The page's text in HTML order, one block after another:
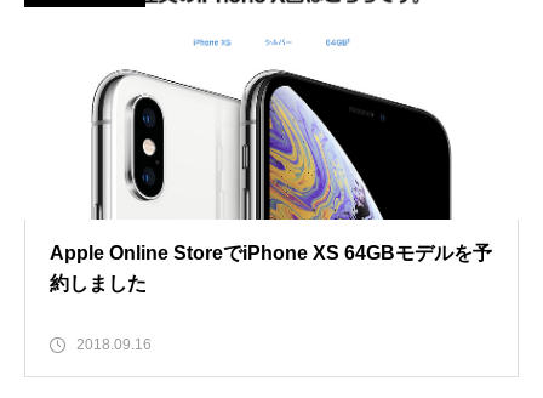
Apple Online StoreでiPhone XS 64GBモデルを予
約しました
2018.09.16